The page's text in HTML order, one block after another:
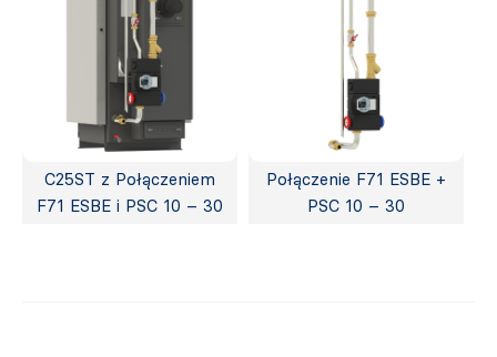
C25ST z Połączeniem
F71 ESBE i PSC 10 – 30
Połączenie F71 ESBE +
PSC 10 – 30